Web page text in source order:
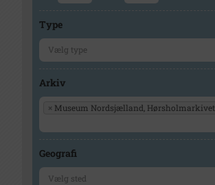
Type
Arkiv
× Museum Nordsjælland, Hørsholmarkivet
Geografi